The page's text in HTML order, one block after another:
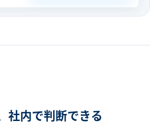
社内で判断できる